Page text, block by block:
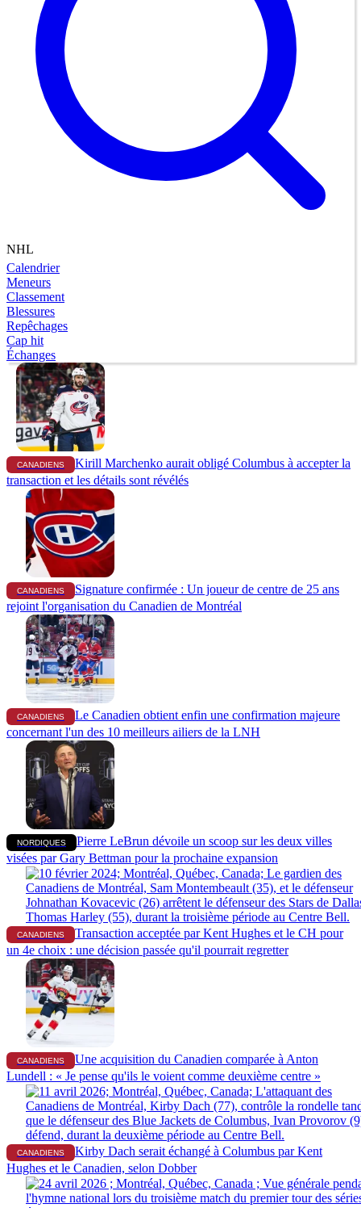
NHL
Calendrier
Meneurs
Classement
Blessures
Repêchages
Cap hit
Échanges
CANADIENS
Kirill Marchenko aurait obligé Columbus à accepter la
transaction et les détails sont révélés
CANADIENS
Signature confirmée : Un joueur de centre de 25 ans
rejoint l'organisation du Canadien de Montréal
CANADIENS
Le Canadien obtient enfin une confirmation majeure
concernant l'un des 10 meilleurs ailiers de la LNH
NORDIQUES
Pierre LeBrun dévoile un scoop sur les deux villes
visées par Gary Bettman pour la prochaine expansion
CANADIENS
Transaction acceptée par Kent Hughes et le CH pour
un 4e choix : une décision passée qu'il pourrait regretter
CANADIENS
Une acquisition du Canadien comparée à Anton
Lundell : « Je pense qu'ils le voient comme deuxième centre »
CANADIENS
Kirby Dach serait échangé à Columbus par Kent
Hughes et le Canadien, selon Dobber